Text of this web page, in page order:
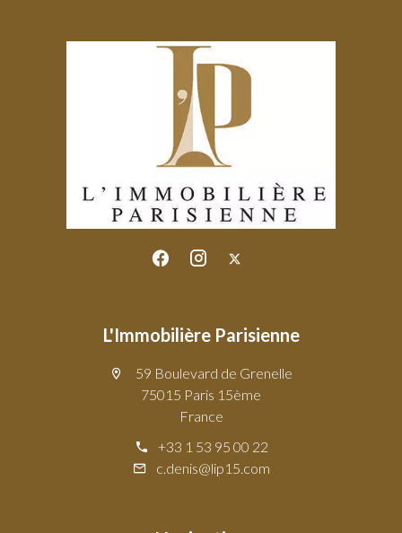
L'Immobilière Parisienne
59 Boulevard de Grenelle
75015 Paris 15ème
France
+33 1 53 95 00 22
c.denis@lip15.com